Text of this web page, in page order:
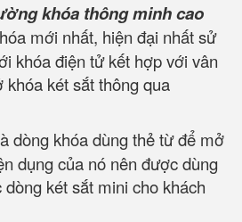
khóa thông minh cao
mới nhất, hiện đại nhất sử
khóa điện tử kết hợp với vân
khóa két sắt thông qua
dòng khóa dùng thẻ từ để mở
dụng của nó nên được dùng
dòng két sắt mini cho khách